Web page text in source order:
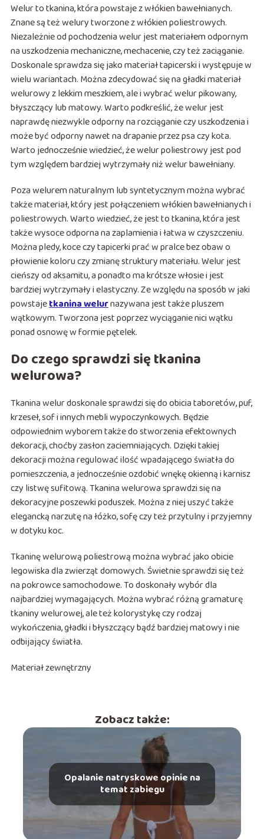
Welur to tkanina, która powstaje z włókien bawełnianych.
Znane są też welury tworzone z włókien poliestrowych.
Niezależnie od pochodzenia welur jest materiałem odpornym
na uszkodzenia mechaniczne, mechacenie, czy też zaciąganie.
Doskonale sprawdza się jako materiał tapicerski i występuje w
wielu wariantach. Można zdecydować się na gładki materiał
welurowy z lekkim meszkiem, ale i wybrać welur pikowany,
błyszczący lub matowy. Warto podkreślić, że welur jest
naprawdę niezwykle odporny na rozciąganie czy uszkodzenia i
może być odporny nawet na drapanie przez psa czy kota.
Warto jednocześnie wiedzieć, że welur poliestrowy jest pod
tym względem bardziej wytrzymały niż welur bawełniany.
Poza welurem naturalnym lub syntetycznym można wybrać
także materiał, który jest połączeniem włókien bawełnianych i
poliestrowych. Warto wiedzieć, że jest to tkanina, która jest
także wysoce odporna na zaplamienia i łatwa w czyszczeniu.
Można pledy, koce czy tapicerki prać w pralce bez obaw o
płowienie koloru czy zmianę struktury materiału. Welur jest
cieńszy od aksamitu, a ponadto ma krótsze włosie i jest
bardziej wytrzymały i elastyczny. Ze względu na sposób w jaki
powstajetkanina welurnazywana jest także pluszem
wątkowym. Tworzona jest poprzez wyciąganie nici wątku
ponad osnowę w formie pętelek.
Do czego sprawdzi się tkanina
welurowa?
Tkanina welur doskonale sprawdzi się do obicia taboretów, puf,
krzeseł, sof i innych mebli wypoczynkowych. Będzie
odpowiednim wyborem także do stworzenia efektownych
dekoracji, choćby zasłon zaciemniających. Dzięki takiej
dekoracji można regulować ilość wpadającego światła do
pomieszczenia, a jednocześnie ozdobić wnękę okienną i karnisz
czy listwę sufitową. Tkanina welurowa sprawdzi się na
dekoracyjne poszewki poduszek. Można z niej uszyć także
elegancką narzutę na łóżko, sofę czy też przytulny i przyjemny
w dotyku koc.
Tkaninę welurową poliestrową można wybrać jako obicie
legowiska dla zwierząt domowych. Świetnie sprawdzi się też
na pokrowce samochodowe. To doskonały wybór dla
najbardziej wymagających. Można wybrać różną gramaturę
tkaniny welurowej, ale też kolorystykę czy rodzaj
wykończenia, gładki i błyszczący bądź bardziej matowy i nie
odbijający światła.
Materiał zewnętrzny
Zobacz także:
Opalanie natryskowe opinie na
temat zabiegu